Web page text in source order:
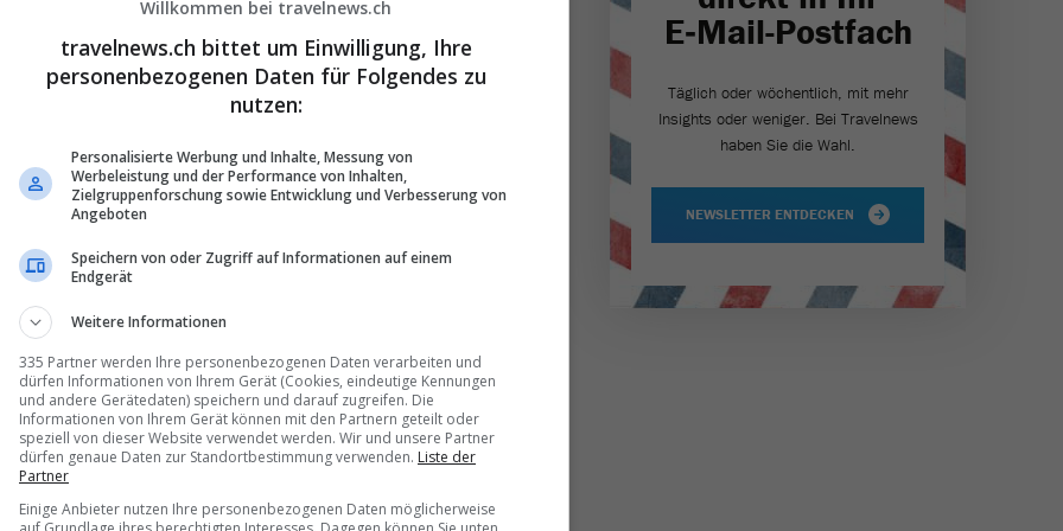
–
including the Region of Halkidiki and the Thessaloniki
https://www.pkm.gov.gr
–
https://visitpeloponnese.com/en
–
Hotel –http://www.thermaesylla.gr
–https://thessaloniki.travel/el
gezeigt, dass Griechenland bereit ist, die nächste Stufe des
Schätze und die neue Infrastruktur bieten Schweizer
eine anspruchsvolle Kundschaft.
E‑Mail-Postfach
Täglich oder wöchentlich, mit mehr
Insights oder weniger. Bei Travel­news
haben Sie die Wahl.
NEWSLETTER ENTDECKEN
Willkommen bei travelnews.ch
travelnews.ch bittet um Einwilligung, Ihre
personenbezogenen Daten für Folgendes zu
nutzen:
Personalisierte Werbung und Inhalte, Messung von
Werbeleistung und der Performance von Inhalten,
Zielgruppenforschung sowie Entwicklung und Verbesserung von
Angeboten
Speichern von oder Zugriff auf Informationen auf einem
Endgerät
Weitere Informationen
335 Partner werden Ihre personenbezogenen Daten verarbeiten und
dürfen Informationen von Ihrem Gerät (Cookies, eindeutige Kennungen
und andere Gerätedaten) speichern und darauf zugreifen. Die
Informationen von Ihrem Gerät können mit den Partnern geteilt oder
speziell von dieser Website verwendet werden. Wir und unsere Partner
dürfen genaue Daten zur Standortbestimmung verwenden. Liste der
Partner
Einige Anbieter nutzen Ihre personenbezogenen Daten möglicherweise